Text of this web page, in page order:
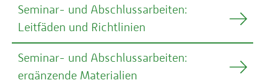
Seminar- und Abschlussarbeiten:
Leitfäden und Richtlinien
Umwelt-Campus: Leitfäden
Seminar- und Abschlussarbeiten:
ergänzende Materialien